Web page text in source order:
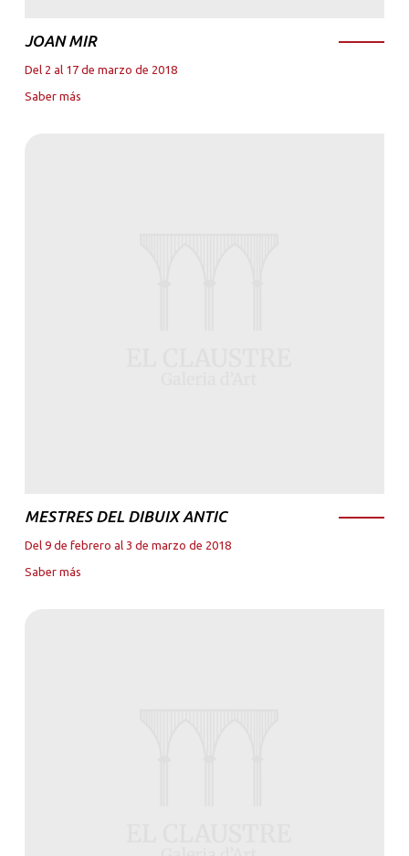
JOAN MIR
Del 2 al 17 de marzo de 2018
Saber más
MESTRES DEL DIBUIX ANTIC
Del 9 de febrero al 3 de marzo de 2018
Saber más